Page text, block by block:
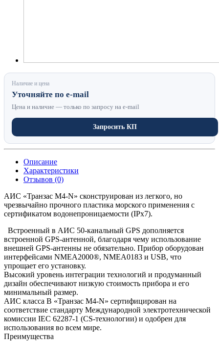
Наличие и цена
Уточняйте по e-mail
Цена и наличие — только по запросу на e-mail
Запросить КП
Описание
Характеристики
Отзывов (0)
АИС «Транзас M4-N» сконструирован из легкого, но
чрезвычайно прочного пластика морского применения с
сертификатом водонепроницаемости (IPx7).
Встроенный в АИС 50-канальный GPS дополняется
встроенной GPS-антенной, благодаря чему использование
внешней GPS-антенны не обязательно. Прибор оборудован
интерфейсами NMEA2000®, NMEA0183 и USB, что
упрощает его установку.
Высокий уровень интеграции технологий и продуманный
дизайн обеспечивают низкую стоимость прибора и его
минимальный размер.
АИС класса В «Транзас M4-N» сертифицирован на
соответствие стандарту Международной электротехнической
комиссии IEC 62287-1 (CS-технологии) и одобрен для
использования во всем мире.
Преимущества